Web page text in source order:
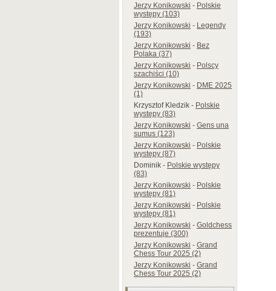
Jerzy Konikowski-Polskie
występy (103)
Jerzy Konikowski-Legendy
(193)
Jerzy Konikowski-Bez
Polaka (37)
Jerzy Konikowski-Polscy
szachiści (10)
Jerzy Konikowski-DME 2025
(1)
Krzysztof Kledzik-Polskie
występy (83)
Jerzy Konikowski-Gens una
sumus (123)
Jerzy Konikowski-Polskie
występy (87)
Dominik-Polskie występy
(83)
Jerzy Konikowski-Polskie
występy (81)
Jerzy Konikowski-Polskie
występy (81)
Jerzy Konikowski-Goldchess
prezentuje (300)
Jerzy Konikowski-Grand
Chess Tour 2025 (2)
Jerzy Konikowski-Grand
Chess Tour 2025 (2)